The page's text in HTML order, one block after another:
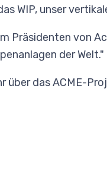
WIP, unser
Präsidenten von
der Welt."
über das ACME-